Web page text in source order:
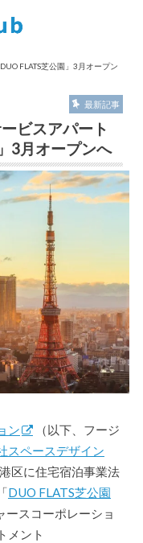
FLATS芝公園」3月オープン
最新記事
ビスアパート
3月オープンへ
ン
（以下、フージ
スペースデザイン
区に住宅宿泊事業法
DUO FLATS芝公園
ースコーポレーショ
メント